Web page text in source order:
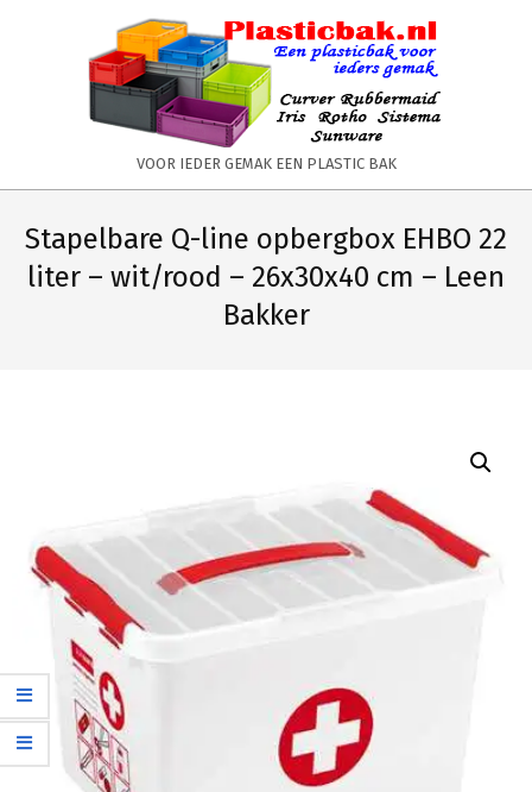
PLASTICBAK.NL
VOOR IEDER GEMAK EEN PLASTIC BAK
Navigation
Menu
Navigation
Menu
Stapelbare Q-line opbergbox EHBO 22
liter – wit/rood – 26x30x40 cm – Leen
Bakker